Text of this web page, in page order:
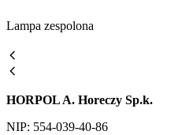
Lampa zespolona
HORPOL A. Horeczy Sp.k.
NIP: 554-039-40-86